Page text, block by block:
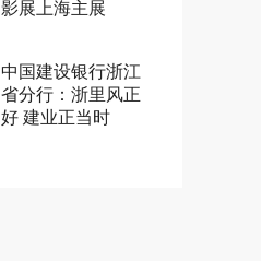
影展上海主展
中国建设银行浙江
省分行：浙里风正
好 建业正当时